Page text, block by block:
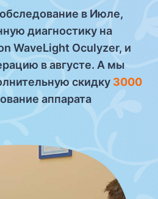
в Июле,
диагностику на
WaveLight Oculyzer, и
в августе. А мы
скидку 3000
аппарата